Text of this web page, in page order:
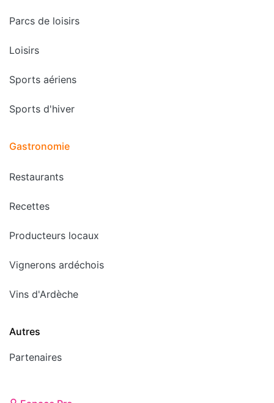
Parcs de loisirs
Loisirs
Sports aériens
Sports d'hiver
Gastronomie
Restaurants
Recettes
Producteurs locaux
Vignerons ardéchois
Vins d'Ardèche
Autres
Partenaires